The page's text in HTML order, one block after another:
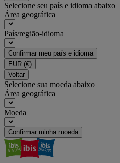
Selecione seu país e idioma abaixo
Área geográfica
País/região-idioma
Confirmar meu país e idioma
EUR (€)
Voltar
Selecione sua moeda abaixo
Área geográfica
Moeda
Confirmar minha moeda